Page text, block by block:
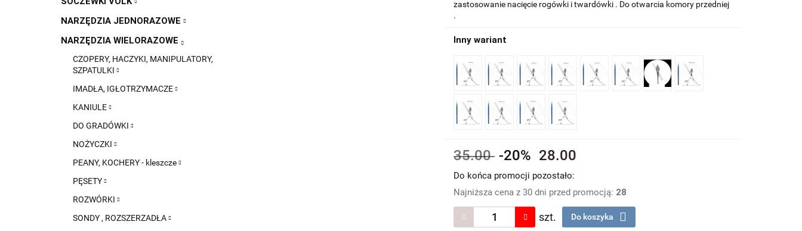
NARZĘDZIA JEDNORAZOWE
NARZĘDZIA WIELORAZOWE
CZOPERY, HACZYKI, MANIPULATORY,
SZPATULKI
IMADŁA, IGŁOTRZYMACZE
KANIULE
DO GRADÓWKI
NOŻYCZKI
PEANY, KOCHERY - kleszcze
PĘSETY
ROZWÓRKI
SONDY , ROZSZERZADŁA
zastosowanie nacięcie rogówki i twardówki . Do otwarcia komory przedniej
.
Inny wariant
35.00 -20% 28.00
Do końca promocji pozostało:
Najniższa cena z 30 dni przed promocją: 28
szt. Do koszyka